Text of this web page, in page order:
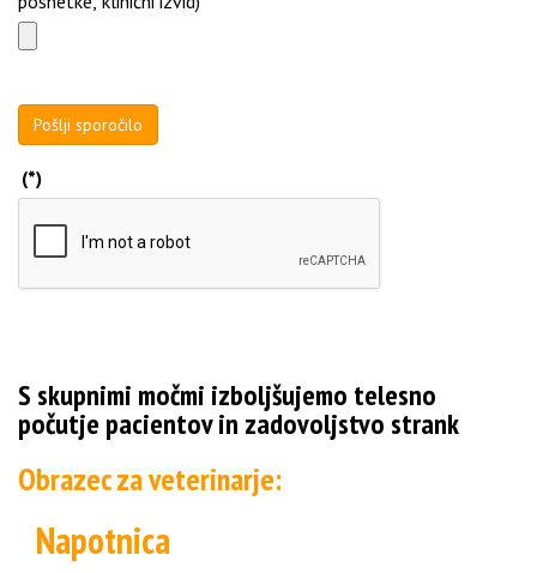
Pošlji sporočilo
(*)
S skupnimi močmi izboljšujemo telesno
počutje pacientov in zadovoljstvo strank
Obrazec za veterinarje:
Napotnica